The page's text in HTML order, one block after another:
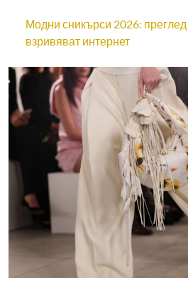
Модни сникърси 2026:
взривяват интернет